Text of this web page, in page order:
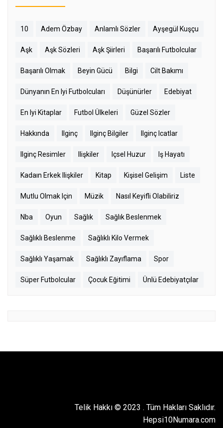
10 Adem Özbay Anlamlı Sözler Ayşegül Kuşçu
Aşk Aşk Sözleri Aşk Şiirleri Başarılı Futbolcular
Başarılı Olmak Beyin Gücü Bilgi Cilt Bakımı
Dünyanın En Iyi Futbolcuları Düşünürler Edebiyat
En Iyi Kitaplar Futbol Ülkeleri Güzel Sözler
Hakkında Ilginç Ilginç Bilgiler Ilginç Icatlar
Ilginç Resimler Ilişkiler Içsel Huzur Iş Hayatı
Kadaın Erkek Ilişkiler Kitap Kişisel Gelişim Liste
Mutlu Olmak Için Müzik Nasıl Keyifli Olabiliriz
Nba Oyun Sağlık Sağlık Beslenmek
Sağlıklı Beslenme Sağlıklı Kilo Vermek
Sağlıklı Yaşamak Sağlıklı Zayıflama Spor
Süper Futbolcular Çocuk Eğitimi Ünlü Edebiyatçılar
Telik Hakkı © 2023 . Tüm Hakları Saklıdır.
Hepsi10Numara.com